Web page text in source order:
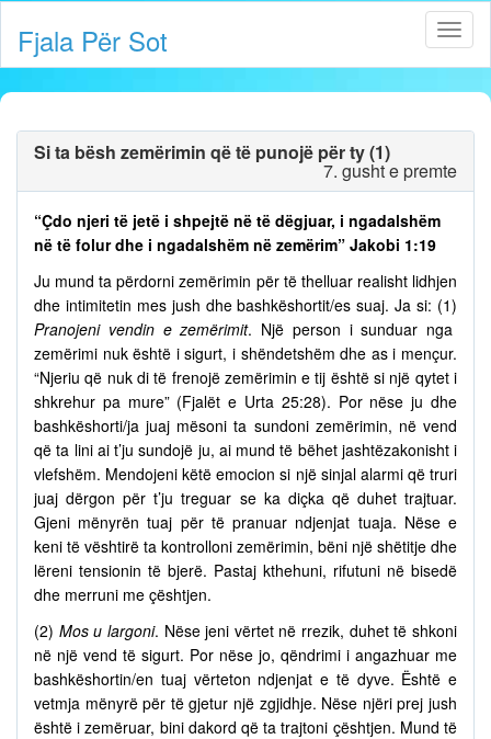
Fjala Për Sot
Si ta bësh zemërimin që të punojë për ty (1)
7. gusht e premte
“Çdo njeri të jetë i shpejtë në të dëgjuar, i ngadalshëm
në të folur dhe i ngadalshëm në zemërim” Jakobi 1:19
Ju mund ta përdorni zemërimin për të thelluar realisht lidhjen
dhe intimitetin mes jush dhe bashkëshortit/es suaj. Ja si: (1)
Pranojeni vendin e zemërimit. Një person i sunduar nga
zemërimi nuk është i sigurt, i shëndetshëm dhe as i mençur.
“Njeriu që nuk di të frenojë zemërimin e tij është si një qytet i
shkrehur pa mure” (Fjalët e Urta 25:28). Por nëse ju dhe
bashkëshorti/ja juaj mësoni ta sundoni zemërimin, në vend
që ta lini ai t’ju sundojë ju, ai mund të bëhet jashtëzakonisht i
vlefshëm. Mendojeni këtë emocion si një sinjal alarmi që truri
juaj dërgon për t’ju treguar se ka diçka që duhet trajtuar.
Gjeni mënyrën tuaj për të pranuar ndjenjat tuaja. Nëse e
keni të vështirë ta kontrolloni zemërimin, bëni një shëtitje dhe
lëreni tensionin të bjerë. Pastaj kthehuni, rifutuni në bisedë
dhe merruni me çështjen.
(2) Mos u largoni. Nëse jeni vërtet në rrezik, duhet të shkoni
në një vend të sigurt. Por nëse jo, qëndrimi i angazhuar me
bashkëshortin/en tuaj vërteton ndjenjat e të dyve. Është e
vetmja mënyrë për të gjetur një zgjidhje. Nëse njëri prej jush
është i zemëruar, bini dakord që ta trajtoni çështjen. Mund të